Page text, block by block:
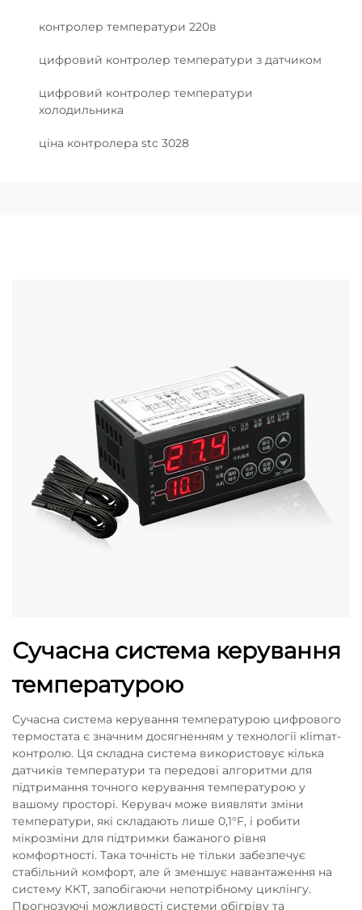
контролер температури 220в
цифровий контролер температури з датчиком
цифровий контролер температури
холодильника
ціна контролера stc 3028
Сучасна система керування
температурою
Сучасна система керування температурою цифрового
термостата є значним досягненням у технології кlimат-
контролю. Ця складна система використовує кілька
датчиків температури та передові алгоритми для
підтримання точного керування температурою у
вашому просторі. Керувач може виявляти зміни
температури, які складають лише 0,1°F, і робити
мікрозміни для підтримки бажаного рівня
комфортності. Така точність не тільки забезпечує
стабільний комфорт, але й зменшує навантаження на
систему ККТ, запобігаючи непотрібному циклінгу.
Прогнозуючі можливості системи обігріву та